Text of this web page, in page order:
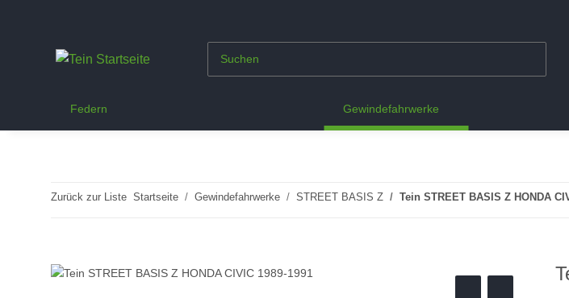
Federn Gewindefahrwerke
Zurück zur Liste Startseite Gewindefahrwerke STREET BASIS Z Tein STREET BASIS Z HONDA